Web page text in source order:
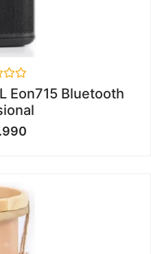
Eon715 Bluetooth